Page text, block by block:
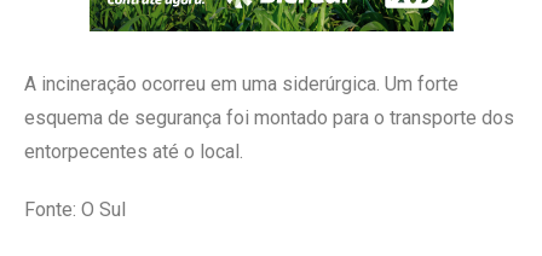
A incineração ocorreu em uma siderúrgica. Um forte
esquema de segurança foi montado para o transporte dos
entorpecentes até o local.
Fonte: O Sul